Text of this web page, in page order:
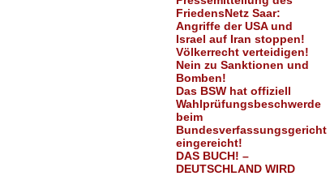
FriedensNetz Saar:
Angriffe der USA und
Israel auf Iran stoppen!
Völkerrecht verteidigen!
Nein zu Sanktionen und
Bomben!
Das BSW hat offiziell
Wahlprüfungsbeschwerde
beim
Bundesverfassungsgericht
eingereicht!
DAS BUCH! –
DEUTSCHLAND WIRD